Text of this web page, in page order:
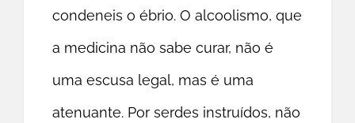
condeneis o ébrio. O alcoolismo, que
a medicina não sabe curar, não é
uma escusa legal, mas é uma
atenuante. Por serdes instruídos, não